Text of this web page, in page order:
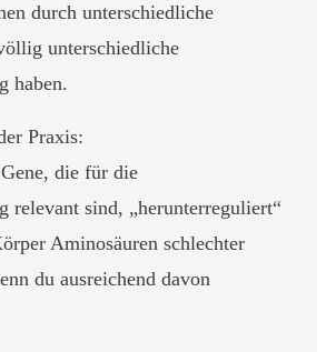
durch unterschiedliche
unterschiedliche
haben.
Praxis:
die für die
relevant sind, „herunterreguliert“
Aminosäuren schlechter
du ausreichend davon